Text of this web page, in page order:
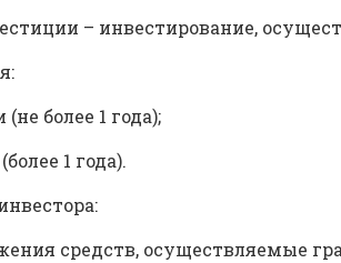
– инвестирование,
более 1 года);
1 года).
средств, осуществляемые